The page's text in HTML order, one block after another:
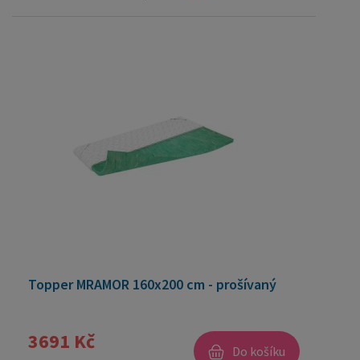
Topper MRAMOR 160x200 cm - prošívaný
3691 Kč Do košíku